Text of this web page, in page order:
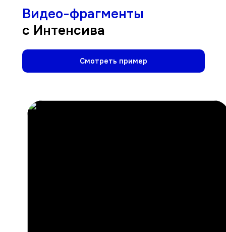
Смотреть пример
Видео-фрагменты
с Интенсива